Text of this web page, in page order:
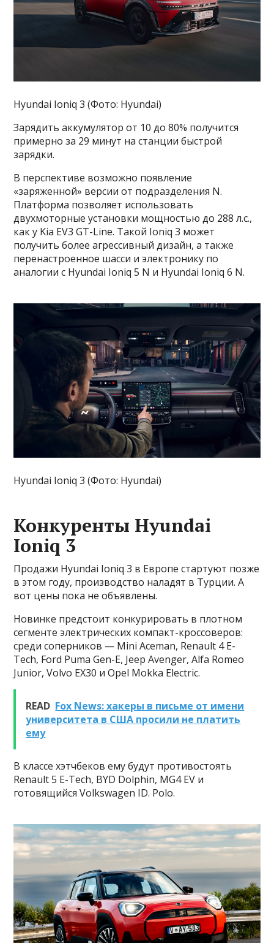
Hyundai Ioniq 3 (Фото: Hyundai)
Зарядить аккумулятор от 10 до 80% получится
примерно за 29 минут на станции быстрой
зарядки.
В перспективе возможно появление
«заряженной» версии от подразделения N.
Платформа позволяет использовать
двухмоторные установки мощностью до 288 л.с.,
как у Kia EV3 GT-Line. Такой Ioniq 3 может
получить более агрессивный дизайн, а также
перенастроенное шасси и электронику по
аналогии с Hyundai Ioniq 5 N и Hyundai Ioniq 6 N.
Hyundai Ioniq 3 (Фото: Hyundai)
Конкуренты Hyundai
Ioniq 3
Продажи Hyundai Ioniq 3 в Европе стартуют позже
в этом году, производство наладят в Турции. А
вот цены пока не объявлены.
Новинке предстоит конкурировать в плотном
сегменте электрических компакт-кроссоверов:
среди соперников — Mini Aceman, Renault 4 E-
Tech, Ford Puma Gen-E, Jeep Avenger, Alfa Romeo
Junior, Volvo EX30 и Opel Mokka Electric.
READ Fox News: хакеры в письме от имени
университета в США просили не платить
ему
В классе хэтчбеков ему будут противостоять
Renault 5 E-Tech, BYD Dolphin, MG4 EV и
готовящийся Volkswagen ID. Polo.